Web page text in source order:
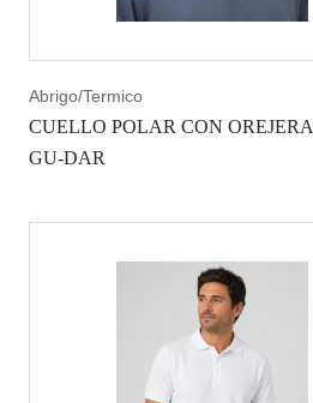
Abrigo/Termico
CUELLO POLAR CON OREJERA
GU-DAR